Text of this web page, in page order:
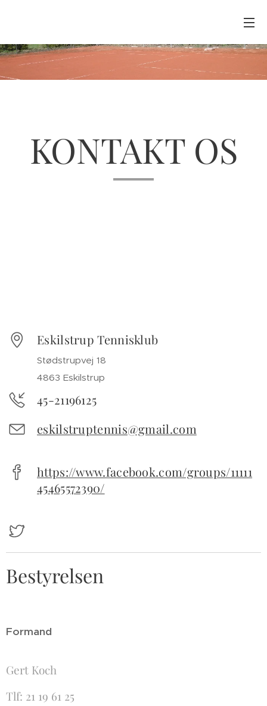
KONTAKT OS
Eskilstrup Tennisklub
Stødstrupvej 18
4863 Eskilstrup
45-21196125
eskilstruptennis@gmail.com
https://www.facebook.com/groups/11111
45465572390/
Bestyrelsen
Formand
Gert Koch
Tlf: 21 19 61 25